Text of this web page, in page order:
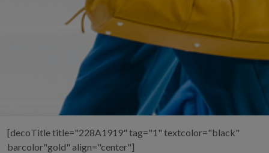
[decoTitle title="228A1919" tag="1" textcolor="black"
barcolor"gold" align="center"]